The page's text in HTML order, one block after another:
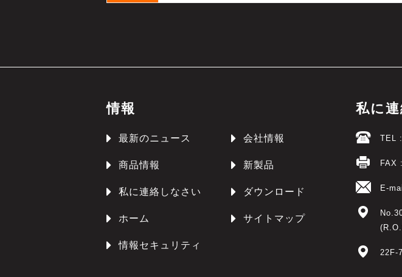
情報
最新のニュース 会社情報
商品情報 新製品
私に連絡しなさい ダウンロード
ホーム サイトマップ
情報セキュリティ
私に
TEL :
FAX :
E-
22F-